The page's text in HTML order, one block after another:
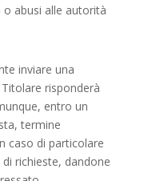
o abusi alle autorità
inviare una
risponderà
entro un
termine
caso di particolare
richieste, dandone